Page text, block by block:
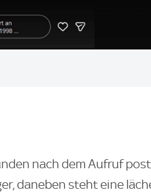
nach dem Aufruf
daneben steht eine